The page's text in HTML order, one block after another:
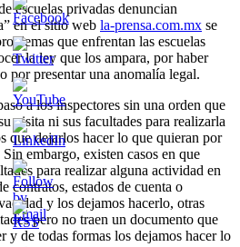
escuelas privadas denuncian
en el sitio web la-prensa.com.mx se
que enfrentan las escuelas
la ley que los ampara, por haber
por presentar una anomalía legal.
a los inspectores sin una orden que
visita ni sus facultades para realizarla
que dejarlos hacer lo que quieran por
embargo, existen casos en que
para realizar alguna actividad en
contratos, estados de cuenta o
y los dejamos hacerlo, otras
pero no traen un documento que
y de todas formas los dejamos hacer lo